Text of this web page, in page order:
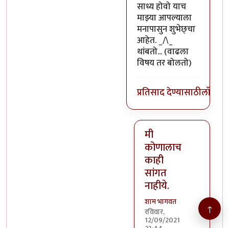
साध्य होवो याच
माझ्या आपल्याला
मनापासुन शुभेछ्चा
आहेत. _/\_
थांबतो... (वाढला
विषय तर बोलतो)
प्रतिसाद देण्यासाठीलॉग
मी
कोणालाच
काही
सांगत
नाहीये.
शाम भागवत
रविवार,
12/09/2021
↑